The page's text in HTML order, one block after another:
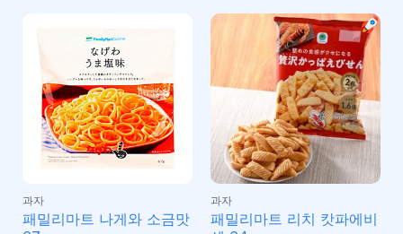
과자
패밀리마트 나게와 소금맛
과자
패밀리마트 리치 캇파에비